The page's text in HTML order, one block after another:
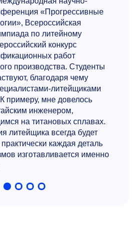
«Прогрессивные
Всероссийская
по литейному
конкурс
работ
производства. Студенты
благодаря чему
литейщиками
примеру, мне довелось
инженером,
на титановых сплавах.
литейщика всегда будет
каждая деталь
изготавливается именно